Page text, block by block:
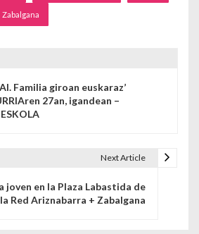
Zabalgana
Familia giroan euskaraz’
27an, igandean –
Next Article
joven en la Plaza Labastida de
la Red Ariznabarra + Zabalgana